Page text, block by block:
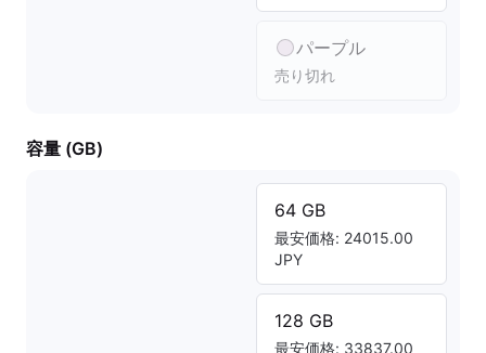
パープル
売り切れ
容量 (GB)
64 GB
最安価格: 24015.00
JPY
128 GB
最安価格: 33837.00